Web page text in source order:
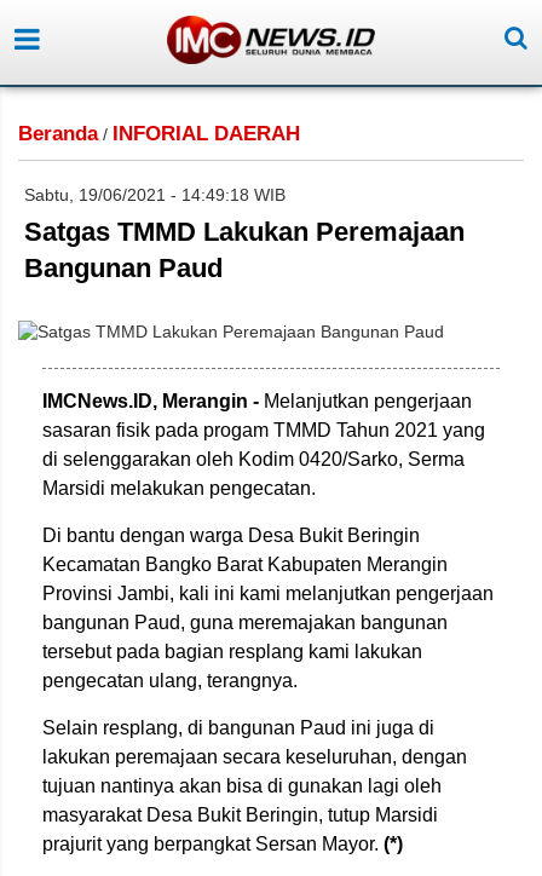
Beranda/ INFORIAL DAERAH
Sabtu, 19/06/2021 - 14:49:18 WIB
Satgas TMMD Lakukan Peremajaan
Bangunan Paud
IMCNews.ID, Merangin - Melanjutkan pengerjaan
sasaran fisik pada progam TMMD Tahun 2021 yang
di selenggarakan oleh Kodim 0420/Sarko, Serma
Marsidi melakukan pengecatan.
Di bantu dengan warga Desa Bukit Beringin
Kecamatan Bangko Barat Kabupaten Merangin
Provinsi Jambi, kali ini kami melanjutkan pengerjaan
bangunan Paud, guna meremajakan bangunan
tersebut pada bagian resplang kami lakukan
pengecatan ulang, terangnya.
Selain resplang, di bangunan Paud ini juga di
lakukan peremajaan secara keseluruhan, dengan
tujuan nantinya akan bisa di gunakan lagi oleh
masyarakat Desa Bukit Beringin, tutup Marsidi
prajurit yang berpangkat Sersan Mayor. (*)